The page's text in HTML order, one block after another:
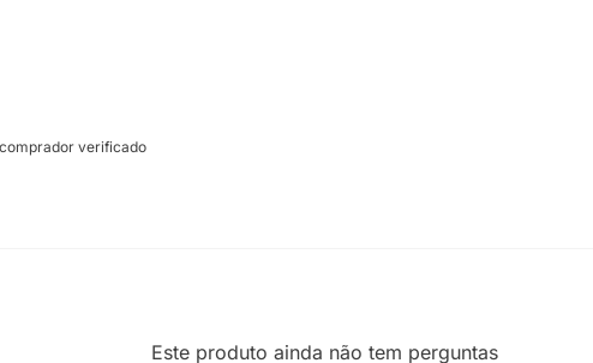
comprador verificado
Este produto ainda não tem perguntas